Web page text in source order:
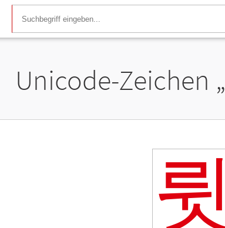
Unicode-Zeichen „
륏